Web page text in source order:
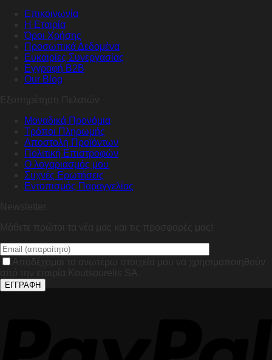
Επικοινωνία
Η Εταιρία
Όροι Χρήσης
Προσωπικά Δεδομένα
Ευκαιρίες Συνεργασίας
Εγγραφή B2B
Our Blog
Εξυπηρέτηση Πελατών
Μοναδικά Προνόμια
Τρόποι Πληρωμής
Αποστολή Προϊόντων
Πολιτική Επιστροφών
Ο λογαριασμός μου
Συχνές Ερωτήσεις
Εντοπισμός Παραγγελίας
Newsletter
Μάθετε πρώτοι τα νέα μας και τις προσφορές μας!
Αποδέχομαι τα ανωτέρω στοιχεία μου να χρησιμοποιηθούν
από την εταιρία Koutsourelis SA.